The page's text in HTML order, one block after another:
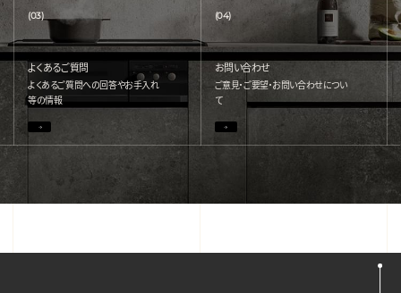
(03)
よくあるご質問
よくあるご質問への回答やお手入れ
等の情報
(04)
お問い合わせ
ご意見・ご要望・お問い合わせについ
て